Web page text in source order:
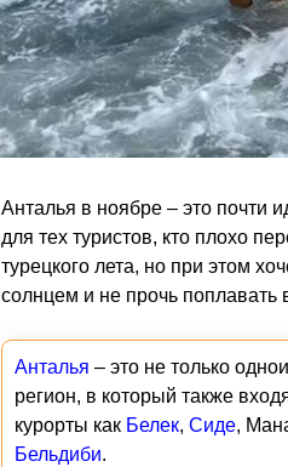
Анталья в ноябре – это почти
для тех туристов, кто плохо
турецкого лета, но при этом
солнцем и не прочь
Анталья – это не только
регион, в который также
курорты как Белек, Сиде,
Бельдиби.